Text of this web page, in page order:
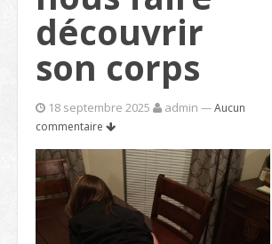
découvrir
son corps
18 septembre 2025 admin —Aucun
commentaire